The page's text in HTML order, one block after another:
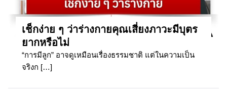
เช็กง่าย ๆ ว่าร่างกายคุณเสี่ยงภาวะมีบุตร
ยากหรือไม่
“การมีลูก” อาจดูเหมือนเรื่องธรรมชาติ แต่ในความเป็น
จริงก […]